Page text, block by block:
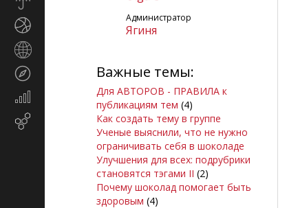
Экономика
маркетинг
Администратор
Ягиня
Важные темы:
Для АВТОРОВ - ПРАВИЛА к
публикациям тем (4)
Как создать тему в группе
Ученые выяснили, что не нужно
ограничивать себя в шоколаде
Улучшения для всех: подрубрики
становятся тэгами II (2)
Почему шоколад помогает быть
здоровым (4)